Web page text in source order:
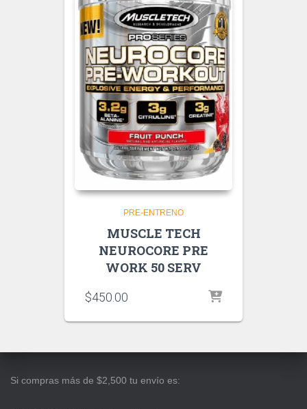
PRE-ENTRENO
MUSCLE TECH
NEUROCORE PRE
WORK 50 SERV
$450.00
Si compras más de $2,500 tu envío es: